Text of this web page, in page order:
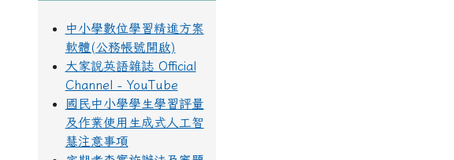
中小學數位學習精進方案
軟體(公務帳號開啟)
大家說英語雜誌 Official
Channel - YouTube
國民中小學學生學習評量
及作業使用生成式人工智
慧注意事項